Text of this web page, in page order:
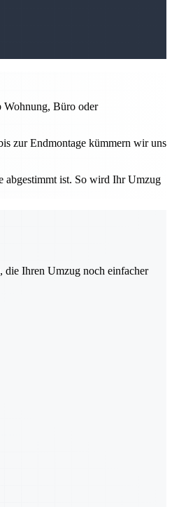
Wohnung, Büro oder
zur Endmontage kümmern wir uns
abgestimmt ist. So wird Ihr Umzug
die Ihren Umzug noch einfacher